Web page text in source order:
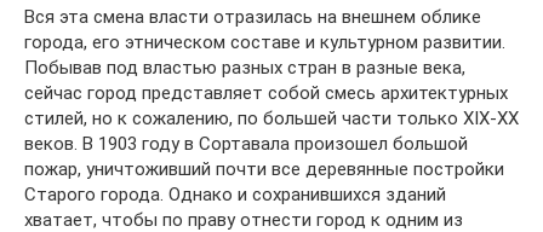
Вся эта смена власти отразилась на внешнем облике
города, его этническом составе и культурном развитии.
Побывав под властью разных стран в разные века,
сейчас город представляет собой смесь архитектурных
стилей, но к сожалению, по большей части только XIX-XX
веков. В 1903 году в Сортавала произошел большой
пожар, уничтоживший почти все деревянные постройки
Старого города. Однако и сохранившихся зданий
хватает, чтобы по праву отнести город к одним из